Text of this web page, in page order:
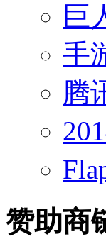
巨
手
腾
赞助商